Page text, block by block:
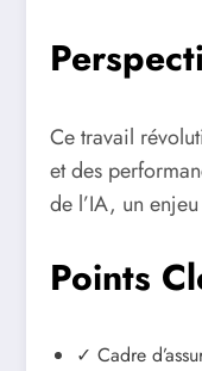
Ce travail
et des
de l’IA, un
Points
✓ Cadre